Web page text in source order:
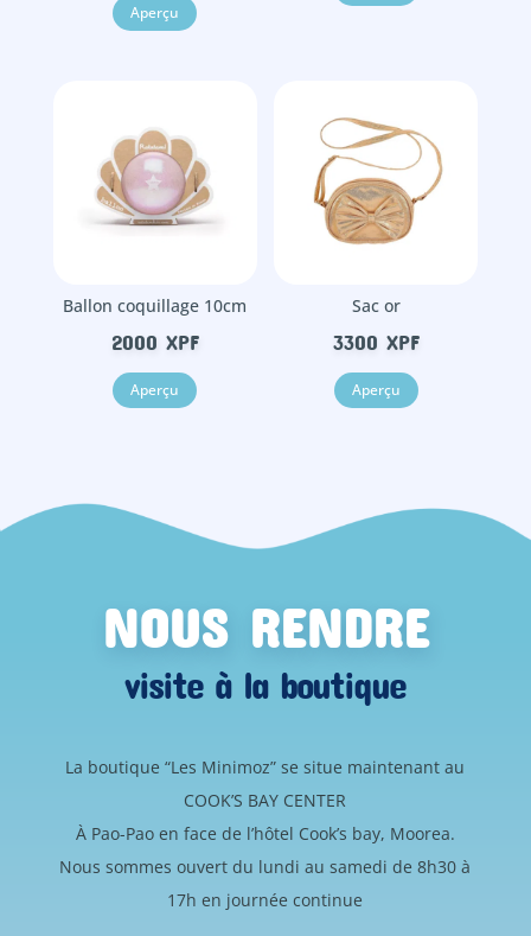
Aperçu
Ballon coquillage 10cm
2000 XPF
Aperçu
Sac or
3300 XPF
Aperçu
NOUS RENDRE
visite à la boutique
La boutique “Les Minimoz” se situe maintenant au
COOK’S BAY CENTER
À Pao-Pao en face de l’hôtel Cook’s bay, Moorea.
Nous sommes ouvert du lundi au samedi de 8h30 à
17h en journée continue